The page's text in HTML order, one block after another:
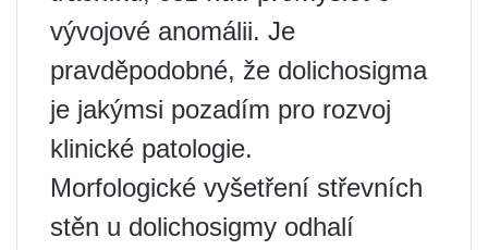
vývojové anomálii. Je
pravděpodobné, že dolichosigma
je jakýmsi pozadím pro rozvoj
klinické patologie.
Morfologické vyšetření střevních
stěn u dolichosigmy odhalí